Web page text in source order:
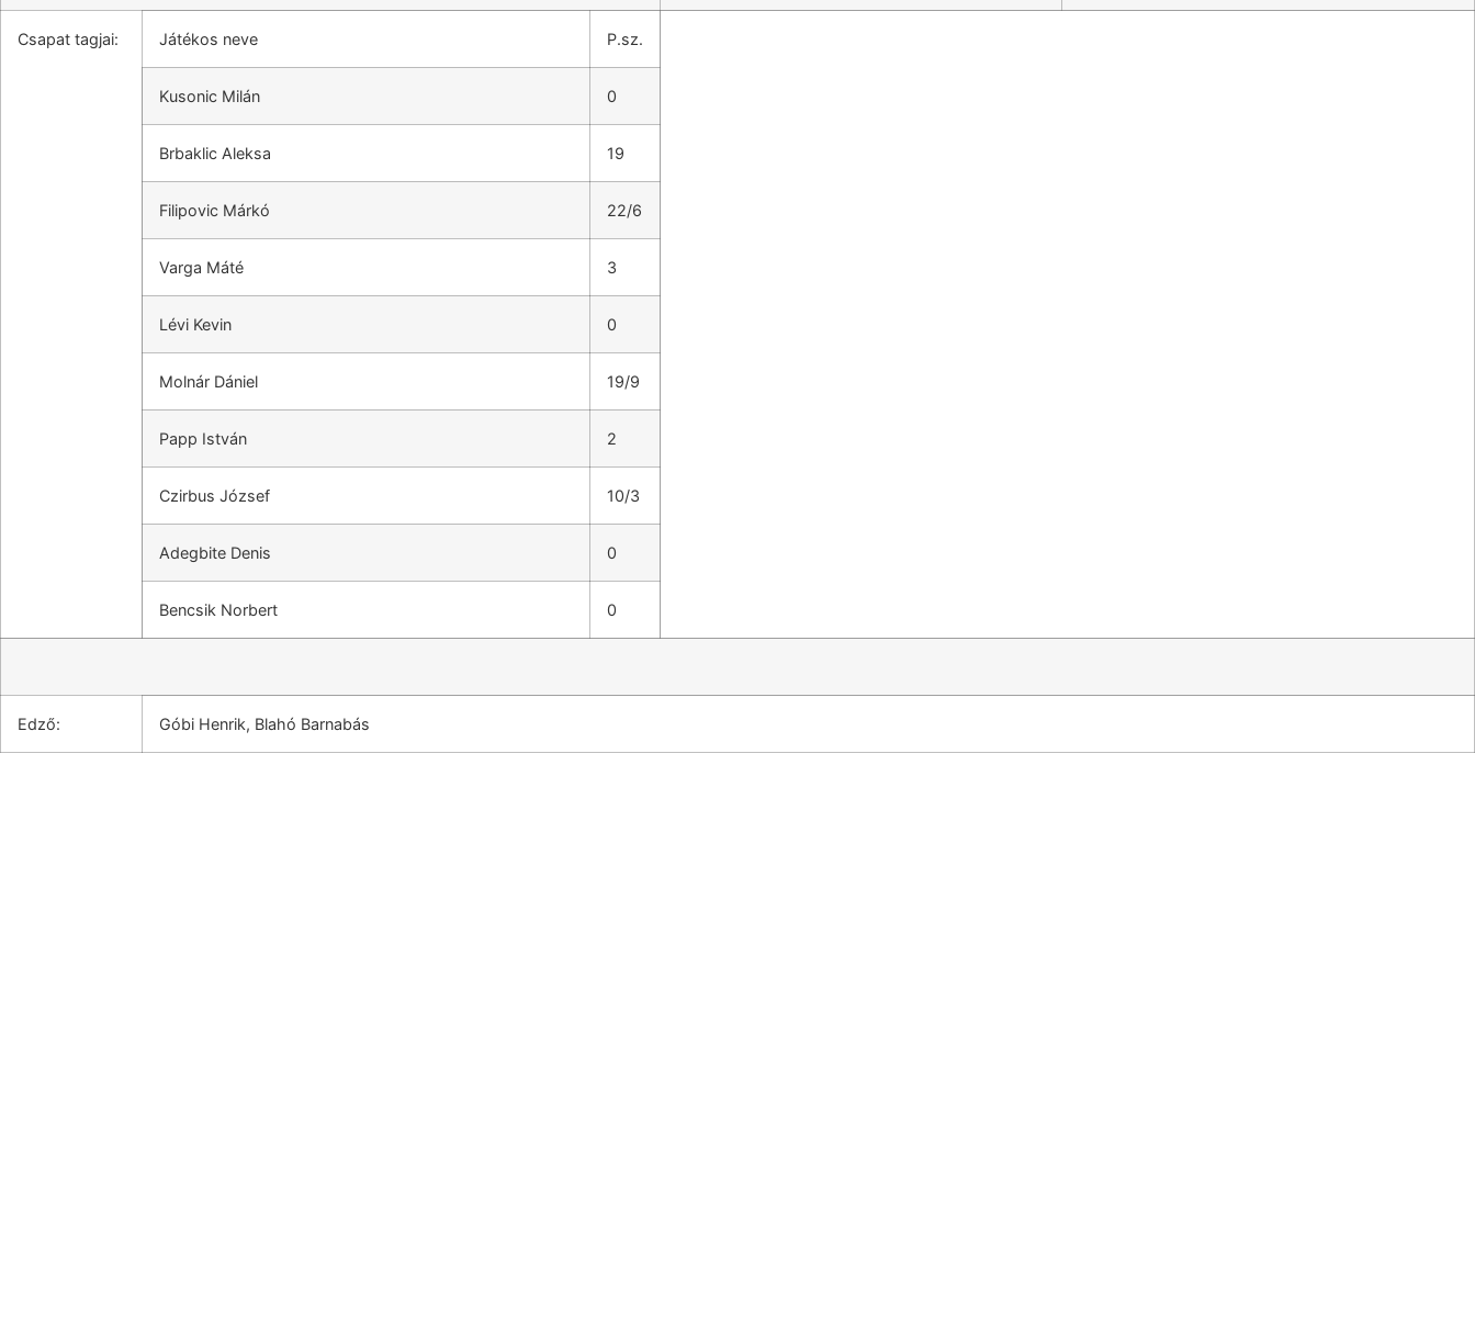
Csapat tagjai: Játékos neve P.sz.
Kusonic Milán 0
Brbaklic Aleksa 19
Filipovic Márkó 22/6
Varga Máté 3
Lévi Kevin 0
Molnár Dániel 19/9
Papp István 2
Czirbus József 10/3
Adegbite Denis 0
Bencsik Norbert 0
Edző: Góbi Henrik, Blahó Barnabás